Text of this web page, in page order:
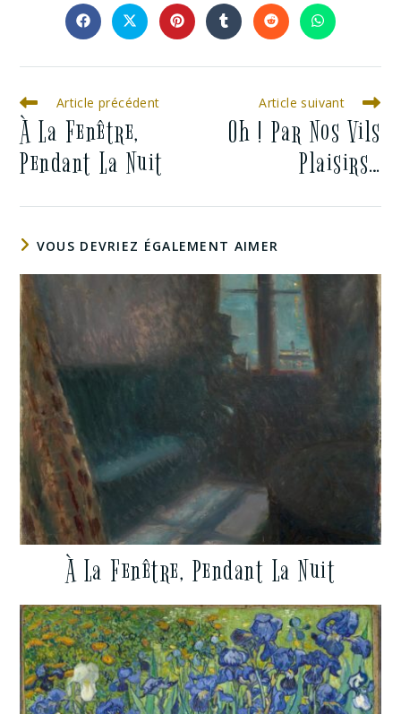
Article précédent
À La Fenêtre,
Pendant La Nuit
Article suivant
Oh ! Par Nos Vils
Plaisirs…
VOUS DEVRIEZ ÉGALEMENT AIMER
À La Fenêtre, Pendant La Nuit